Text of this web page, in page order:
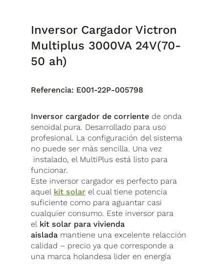
Inversor Cargador Victron
Multiplus 3000VA 24V(70-
50 ah)
Referencia: E001-22P-005798
Inversor cargador de corriente de onda
senoidal pura. Desarrollado para uso
profesional. La configuración del sistema
no puede ser más sencilla. Una vez
instalado, el MultiPlus está listo para
funcionar.
Este inversor cargador es perfecto para
aquel kit solar el cual tiene potencia
suficiente como para aguantar casi
cualquier consumo. Este inversor para
el kit solar para vivienda
aislada mantiene una excelente relacción
calidad – precio ya que corresponde a
una marca holandesa lider en energía